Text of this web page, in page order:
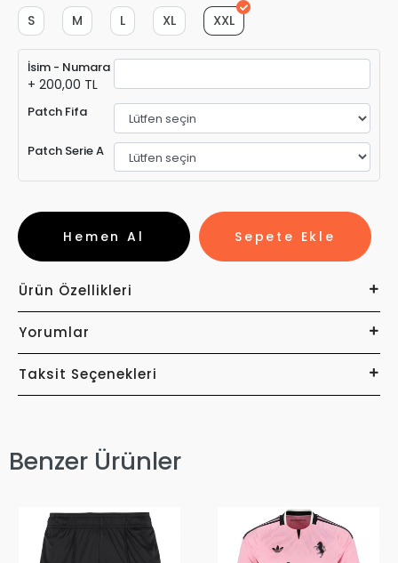
XXL
XL
L
M
S
İsim - Numara
+ 200,00 TL
Patch Fifa
Patch Serie A
Sepete Ekle
Hemen Al
Ürün Özellikleri
Yorumlar
Taksit Seçenekleri
Benzer Ürünler